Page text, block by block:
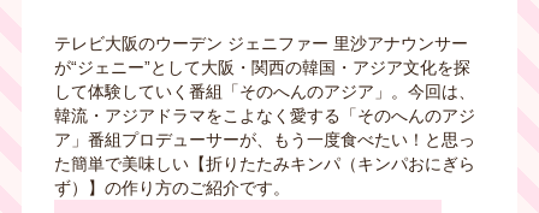
テレビ大阪のウーデン ジェニファー 里沙アナウンサー
が“ジェニー”として大阪・関西の韓国・アジア文化を探
して体験していく番組「そのへんのアジア」。今回は、
韓流・アジアドラマをこよなく愛する「そのへんのアジ
ア」番組プロデューサーが、もう一度食べたい！と思っ
た簡単で美味しい【折りたたみキンパ（キンパおにぎら
ず）】の作り方のご紹介です。